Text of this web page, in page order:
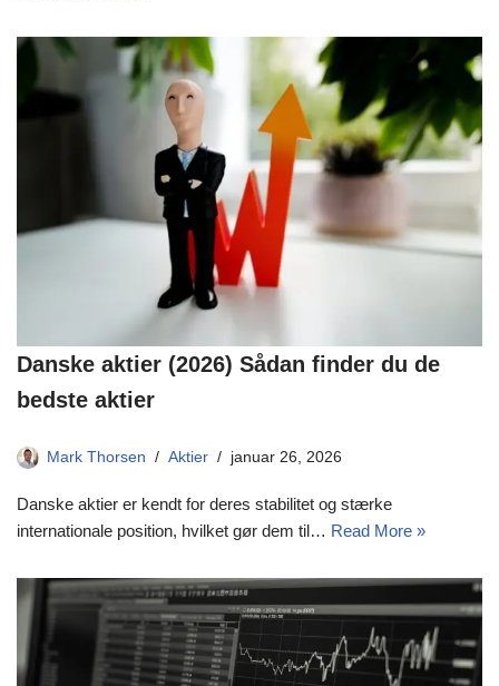
Danske aktier (2026) Sådan finder du de
bedste aktier
Mark Thorsen Aktier januar 26, 2026
Danske aktier er kendt for deres stabilitet og stærke
internationale position, hvilket gør dem til… Read More »